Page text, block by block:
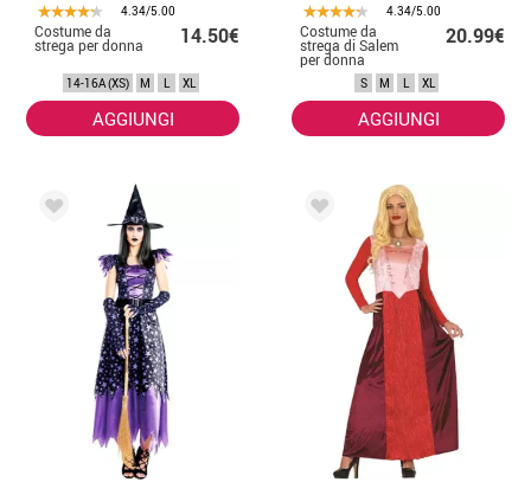
4.34/5.00
Costume da
strega per donna 14.50€
14-16A (XS) M L XL
AGGIUNGI
4.34/5.00
Costume da
strega di Salem
per donna
20.99€
S M L XL
AGGIUNGI